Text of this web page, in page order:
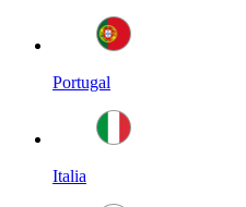
Portugal
Italia